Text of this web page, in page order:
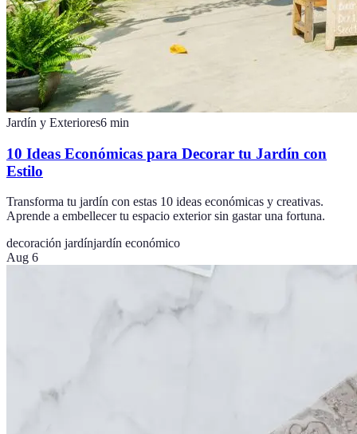
Jardín y Exteriores6 min
10 Ideas Económicas para Decorar tu Jardín con
Estilo
Transforma tu jardín con estas 10 ideas económicas y creativas.
Aprende a embellecer tu espacio exterior sin gastar una fortuna.
decoración jardínjardín económico
Aug 6